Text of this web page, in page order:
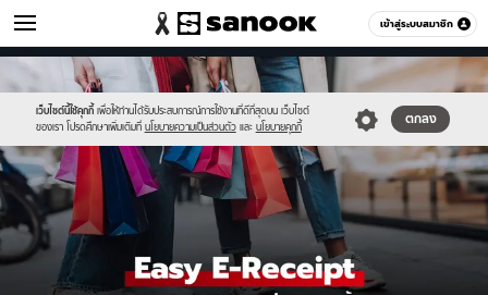
เข้าสู่ระบบสมาชิก
เศรษฐกิจ หมวดอื่นๆ
เว็บไซต์นี้ใช้คุกกี้ เพื่อให้ท่านได้รับประสบการณ์การใช้งานที่ดีที่สุดบน เว็บไซต์
ของเรา โปรดศึกษาเพิ่มเติมที่ นโยบายความเป็นส่วนตัว และ นโยบายคุกกี้
ตกลง
Sanook
//s.isanook.com/sr/0/images/logo-
new-
sanook.png
600
60
//s.isanook.com/mn/0/ud/186/932815/tax.jpg